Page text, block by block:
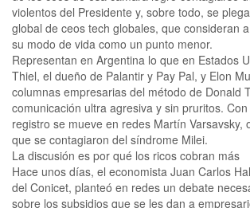
violentos del Presidente y, sobre todo, se
global de ceos tech globales, que consideran
su modo de vida como un punto menor.
Representan en Argentina lo que en Estados
Thiel, el dueño de Palantir y Pay Pal, y Elon
columnas empresarias del método de Donald
comunicación ultra agresiva y sin pruritos.
registro se mueve en redes Martín Varsavsky,
que se contagiaron del síndrome Milei.
La discusión es por qué los ricos cobran más
Hace unos días, el economista Juan Carlos
del Conicet, planteó en redes un debate
sobre los subsidios que se les dan a